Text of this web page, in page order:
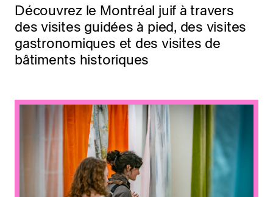
Découvrez le Montréal juif à travers
des visites guidées à pied, des visites
gastronomiques et des visites de
bâtiments historiques